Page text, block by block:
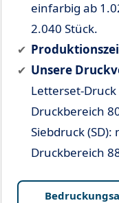
einfarbig ab
2.040 Stück.
Unsere
Letterset-Druck
Druckbereich
Siebdruck
Druckbereich